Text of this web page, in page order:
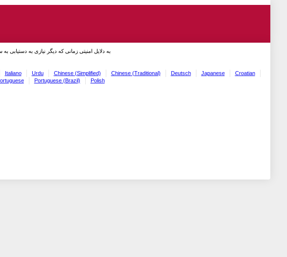
به دلایل امنیتی زمانی که دیگر نیازی به دستیابی
Italiano Urdu Chinese (Simplified) Chinese (Traditional) Deutsch Japanese
Croatian
Portuguese (Brazil) Polish